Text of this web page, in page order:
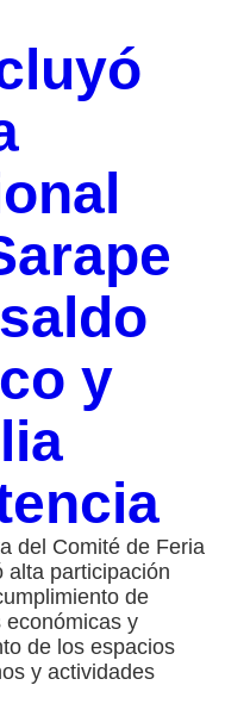
y
del Comité de Feria
alta participación
de
económicas y
de los espacios
y actividades